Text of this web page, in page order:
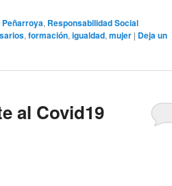
Peñarroya, Responsabilidad Social
, formación, igualdad, mujer | Deja un
al Covid19